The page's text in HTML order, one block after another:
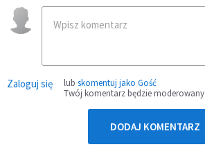
Zaloguj się lub skomentuj jako Gość
Twój komentarz będzie moderowany
DODAJ KOMENTARZ